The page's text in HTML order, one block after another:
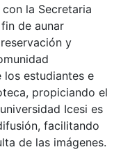
la Secretaria
de aunar
y
los estudiantes e
propiciando el
Icesi es
facilitando
de las imágenes.